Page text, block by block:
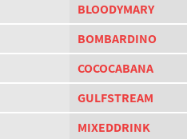
BLOODYMARY
BOMBARDINO
COCOCABANA
GULFSTREAM
MIXEDDRINK